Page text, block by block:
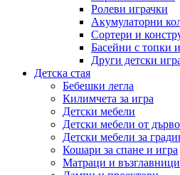
Ролеви играчки
Акумулаторни
Сортери и
Басейни с топки
Други детски
Детска стая
Бебешки легла
Килимчета за игра
Детски мебели
Детски мебели от дърво
Детски мебели за
Кошари за спане и игра
Матраци и възглавници